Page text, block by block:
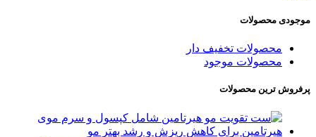
موجودی محصولات
محصولات تخفیف دار
محصولات موجود
پرفروش ترین محصولات